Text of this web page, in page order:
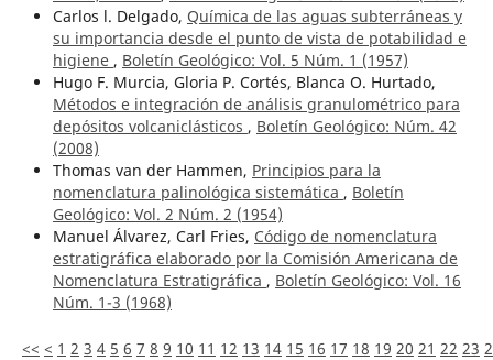
Carlos l. Delgado, Química de las aguas subterráneas y
su importancia desde el punto de vista de potabilidad e
higiene , Boletín Geológico: Vol. 5 Núm. 1 (1957)
Hugo F. Murcia, Gloria P. Cortés, Blanca O. Hurtado,
Métodos e integración de análisis granulométrico para
depósitos volcaniclásticos , Boletín Geológico: Núm. 42
(2008)
Thomas van der Hammen, Principios para la
nomenclatura palinológica sistemática , Boletín
Geológico: Vol. 2 Núm. 2 (1954)
Manuel Álvarez, Carl Fries, Código de nomenclatura
estratigráfica elaborado por la Comisión Americana de
Nomenclatura Estratigráfica , Boletín Geológico: Vol. 16
Núm. 1-3 (1968)
<< < 1 2 3 4 5 6 7 8 9 10 11 12 13 14 15 16 17 18 19 20 21 22 23